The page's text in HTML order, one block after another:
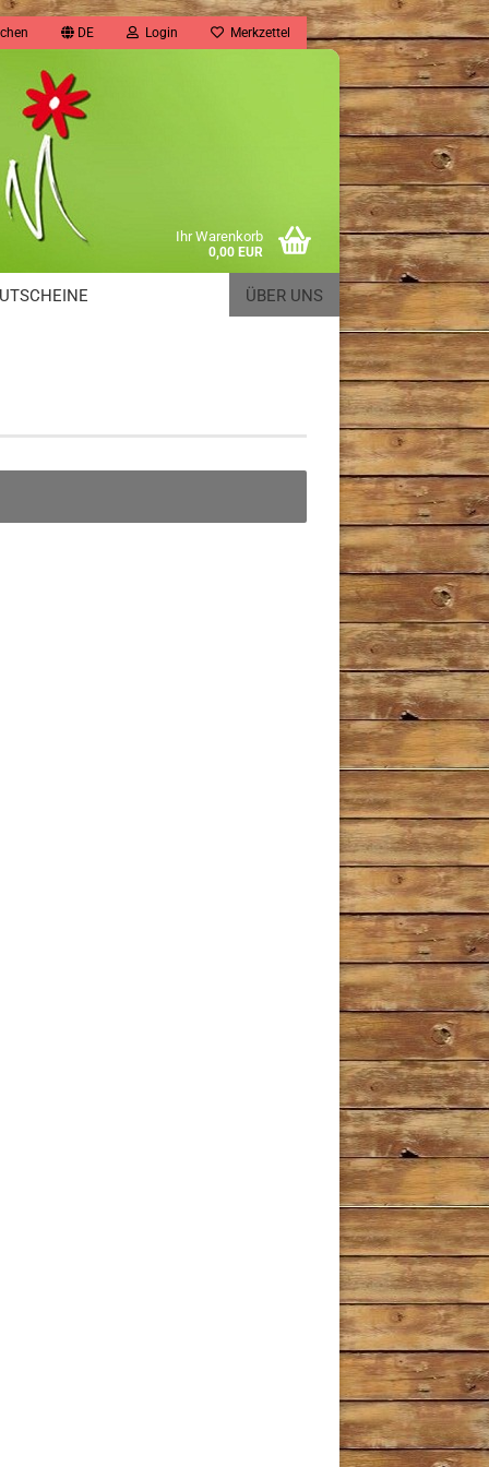
DE Login Merkzettel
Ihr Warenkorb
0,00 EUR
ÜBER UNS